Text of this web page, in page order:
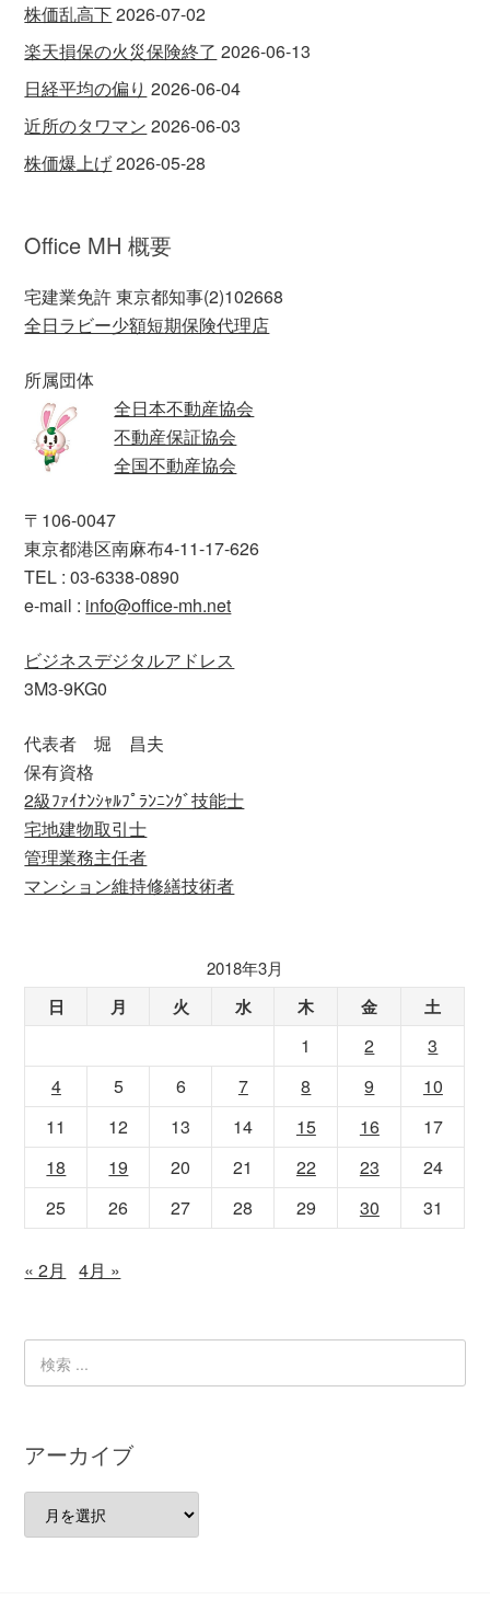
株価乱高下2026-07-02
楽天損保の火災保険終了 2026-06-13
日経平均の偏り 2026-06-04
近所のタワマン 2026-06-03
株価爆上げ2026-05-28
Office MH 概要
宅建業免許 東京都知事(2)102668
全日ラビー少額短期保険代理店
所属団体
全日本不動産協会
不動産保証協会
全国不動産協会
〒106-0047
東京都港区南麻布4-11-17-626
TEL : 03-6338-0890
e-mail : info@office-mh.net
ビジネスデジタルアドレス
3M3-9KG0
代表者 堀 昌夫
保有資格
2級ﾌｧｲﾅﾝｼｬﾙﾌﾟﾗﾝﾆﾝｸﾞ技能士
宅地建物取引士
管理業務主任者
マンション維持修繕技術者
2018年3月
日 月 火 水 木 金 土
1 2
3
4
5 6 7 8 9
10
11
12 13 14 15 16
17
18
19 20 21 22 23
24
25
26 27 28 29 30 31
« 2月 4月 »
アーカイブ
ー